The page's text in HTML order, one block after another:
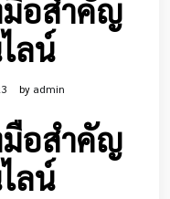
มือสำคัญ
ลน์
by admin
มือสำคัญ
ลน์